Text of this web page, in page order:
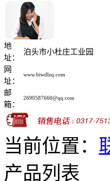
地
址：
泊头市小杜庄工业园
网
址：
www.btwdlzq.com
邮
箱：
2690587660@qq.com
当前位置：
产品列表